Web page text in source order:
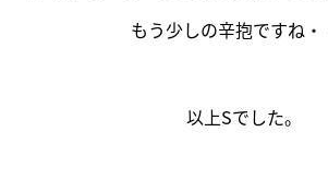
もう少しの辛抱ですね・
以上Sでした。